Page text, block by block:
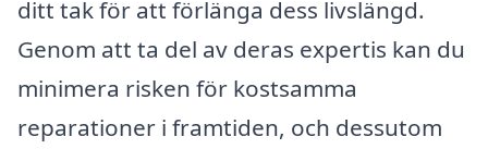
ditt tak för att förlänga dess livslängd.
Genom att ta del av deras expertis kan du
minimera risken för kostsamma
reparationer i framtiden, och dessutom